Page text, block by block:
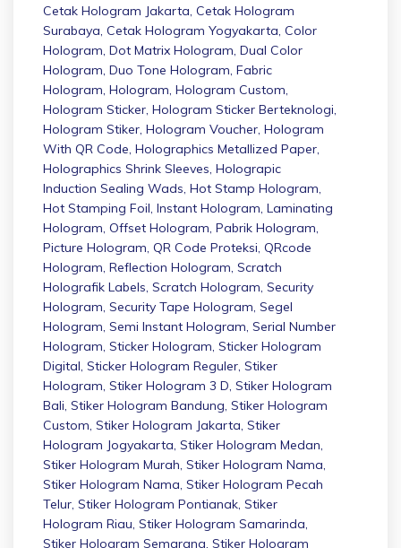
Cetak Hologram Jakarta, Cetak Hologram
Surabaya, Cetak Hologram Yogyakarta, Color
Hologram, Dot Matrix Hologram, Dual Color
Hologram, Duo Tone Hologram, Fabric
Hologram, Hologram, Hologram Custom,
Hologram Sticker, Hologram Sticker Berteknologi,
Hologram Stiker, Hologram Voucher, Hologram
With QR Code, Holographics Metallized Paper,
Holographics Shrink Sleeves, Holograpic
Induction Sealing Wads, Hot Stamp Hologram,
Hot Stamping Foil, Instant Hologram, Laminating
Hologram, Offset Hologram, Pabrik Hologram,
Picture Hologram, QR Code Proteksi, QRcode
Hologram, Reflection Hologram, Scratch
Holografik Labels, Scratch Hologram, Security
Hologram, Security Tape Hologram, Segel
Hologram, Semi Instant Hologram, Serial Number
Hologram, Sticker Hologram, Sticker Hologram
Digital, Sticker Hologram Reguler, Stiker
Hologram, Stiker Hologram 3 D, Stiker Hologram
Bali, Stiker Hologram Bandung, Stiker Hologram
Custom, Stiker Hologram Jakarta, Stiker
Hologram Jogyakarta, Stiker Hologram Medan,
Stiker Hologram Murah, Stiker Hologram Nama,
Stiker Hologram Nama, Stiker Hologram Pecah
Telur, Stiker Hologram Pontianak, Stiker
Hologram Riau, Stiker Hologram Samarinda,
Stiker Hologram Semarang, Stiker Hologram